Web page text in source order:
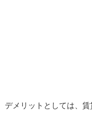
デメリットとしては、